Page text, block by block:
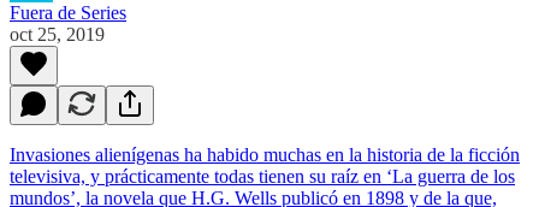
Fuera de Series
oct 25, 2019
Invasiones alienígenas ha habido muchas en la historia de la ficción
televisiva, y prácticamente todas tienen su raíz en ‘La guerra de los
mundos’, la novela que H.G. Wells publicó en 1898 y de la que,